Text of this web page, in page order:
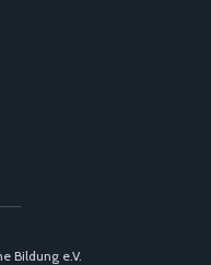
Bildung e.V.